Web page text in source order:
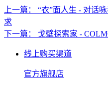
上一篇： “衣”面人生 - 对话
求
下一篇： 戈壁探索家 -
线上购买渠道
官方旗舰店